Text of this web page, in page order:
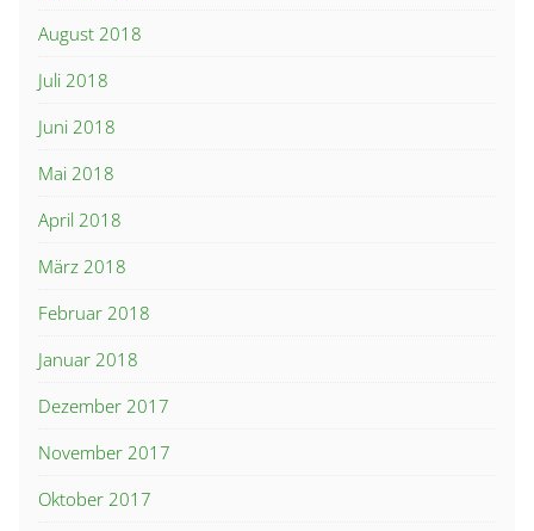
August 2018
Juli 2018
Juni 2018
Mai 2018
April 2018
März 2018
Februar 2018
Januar 2018
Dezember 2017
November 2017
Oktober 2017